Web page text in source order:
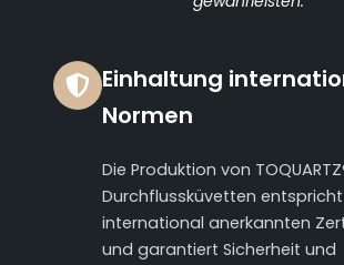
Einhaltung
Normen
Die Produktion von
Durchflussküvetten entspricht
international anerkannten
und garantiert Sicherheit und